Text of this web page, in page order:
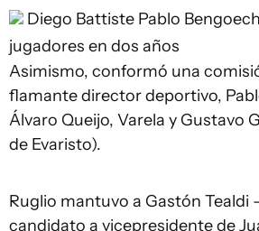
Diego Battiste Pablo
jugadores en dos años
Asimismo, conformó una
flamante director deportivo,
Álvaro Queijo, Varela y Gustavo
de Evaristo).
Ruglio mantuvo a Gastón Tealdi
candidato a vicepresidente de